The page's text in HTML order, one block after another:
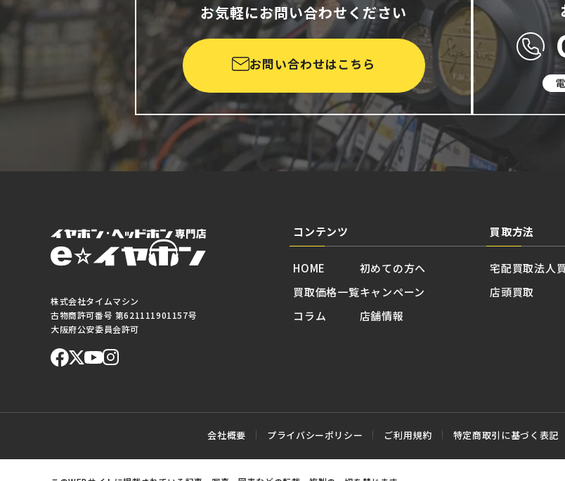
お気軽にお問い合わせください
お問い合わせはこちら
株式会社タイムマシン
古物商許可番号 第621111901157号
大阪府公安委員会許可
コンテンツ
HOME
買取価格一覧
コラム
初めての方へ
キャンペーン
店舗情報
買取方法
宅配買取
店頭買取
法人
会社概要 プライバシーポリシー ご利用規約 特定商取引に基づく表記